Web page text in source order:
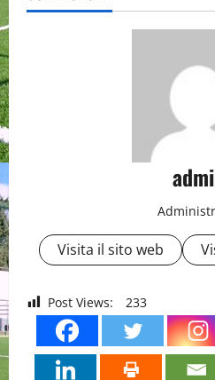
Visita il sito web
Post Views: 233